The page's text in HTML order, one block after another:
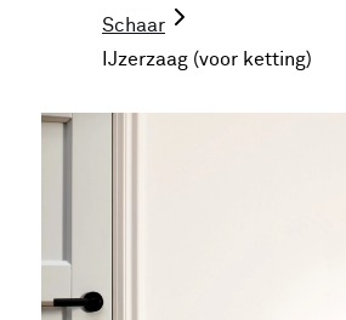
Schaar
IJzerzaag (voor ketting)